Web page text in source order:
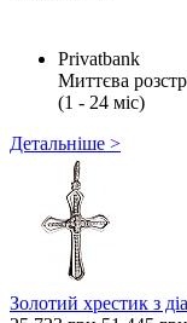
Privatbank
Миттєва
(1 - 24 міс)
Детальніше >
Золотий хрестик з